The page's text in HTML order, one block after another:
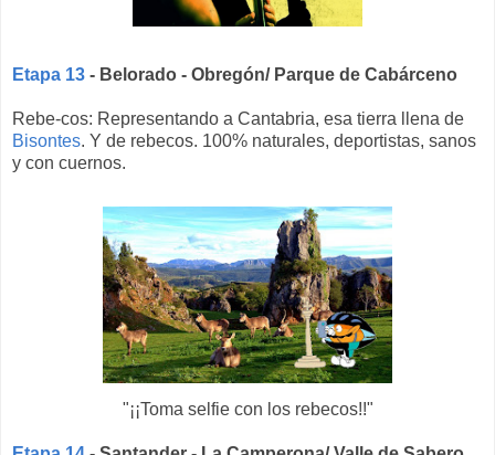
Etapa 13 - Belorado - Obregón/ Parque de Cabárceno
Rebe-cos: Representando a Cantabria, esa tierra llena de
Bisontes. Y de rebecos. 100% naturales, deportistas, sanos
y con cuernos.
"¡¡Toma selfie con los rebecos!!"